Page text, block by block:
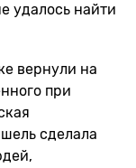
удалось найти
вернули на
при
сделала